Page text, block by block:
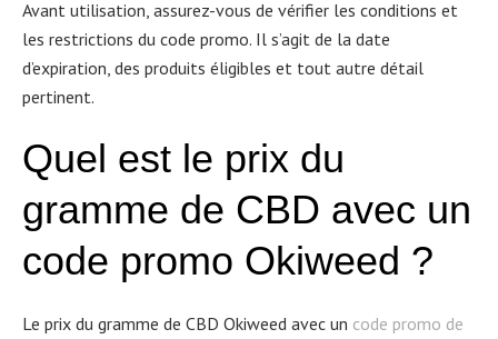
Avant utilisation, assurez-vous de vérifier les conditions et
les restrictions du code promo. Il s’agit de la date
d’expiration, des produits éligibles et tout autre détail
pertinent.
Quel est le prix du
gramme de CBD avec un
code promo Okiweed ?
Le prix du gramme de CBD Okiweed avec un code promo de